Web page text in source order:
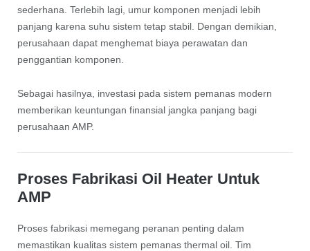
sederhana. Terlebih lagi, umur komponen menjadi lebih
panjang karena suhu sistem tetap stabil. Dengan demikian,
perusahaan dapat menghemat biaya perawatan dan
penggantian komponen.
Sebagai hasilnya, investasi pada sistem pemanas modern
memberikan keuntungan finansial jangka panjang bagi
perusahaan AMP.
Proses Fabrikasi Oil Heater Untuk
AMP
Proses fabrikasi memegang peranan penting dalam
memastikan kualitas sistem pemanas thermal oil. Tim